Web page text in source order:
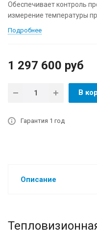
Обеспечивает контроль
измерение температуры
Подробнее
1 297 600 руб
В
Гарантия 1 год
Описание